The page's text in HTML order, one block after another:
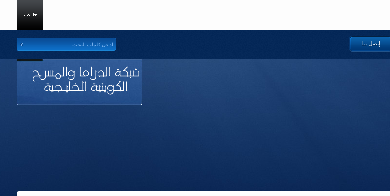
إتصل بنا